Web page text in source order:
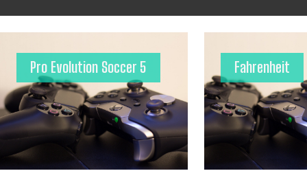
Pro Evolution Soccer 5 Fahrenheit